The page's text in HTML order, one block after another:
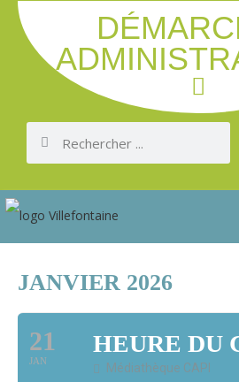
JANVIER 2026
21
JAN
HEURE DU
Médiathèque CAPI